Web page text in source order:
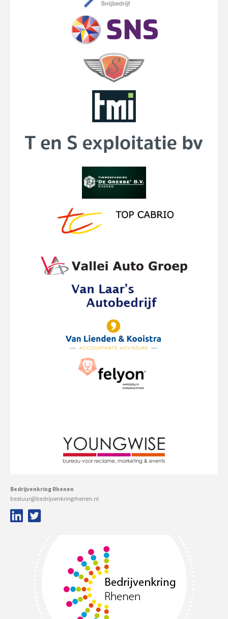
Bedrijvenkring Rhenen
bestuur@bedrijvenkringrhenen.nl